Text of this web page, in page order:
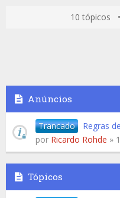
10 tópicos
Anúncios
Trancado
Regras
por Ricardo Rohde »
Tópicos